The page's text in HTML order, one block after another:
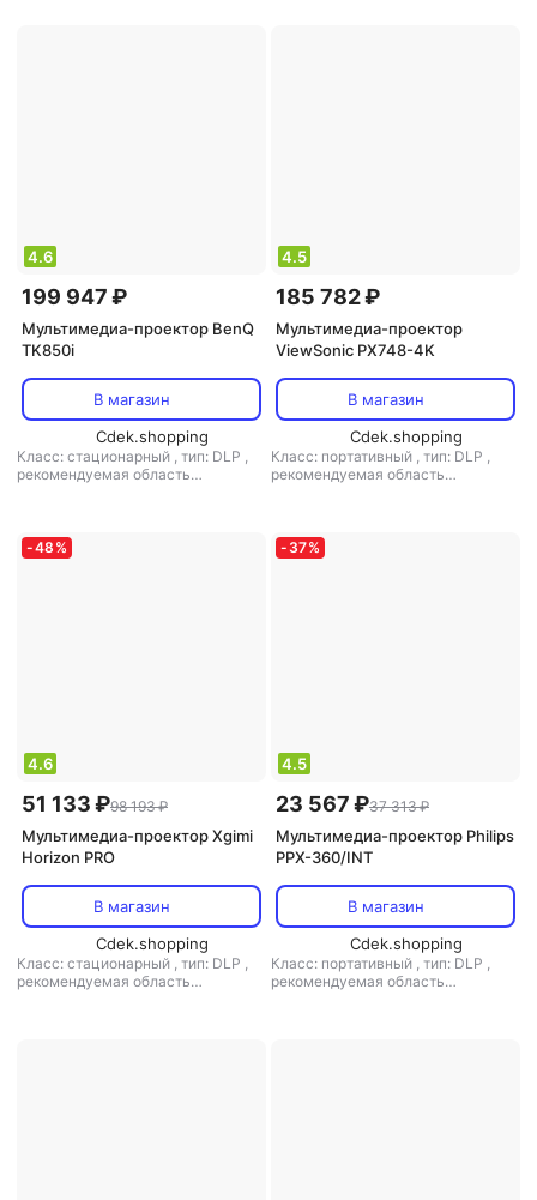
4.6
199 947 ₽
Мультимедиа-проектор BenQ
TK850i
В магазин
Cdek.shopping
Класс: стационарный , тип: DLP ,
рекомендуемая область
4.5
185 782 ₽
Мультимедиа-проектор
ViewSonic PX748-4K
В магазин
Cdek.shopping
Класс: портативный , тип: DLP ,
рекомендуемая область
-48 %
4.6
51 133 ₽98 193 ₽
Мультимедиа-проектор Xgimi
Horizon PRO
В магазин
Cdek.shopping
Класс: стационарный , тип: DLP ,
рекомендуемая область
- 37%
4.5
23 567 ₽37 313 ₽
Мультимедиа-проектор Philips
PPX-360/INT
В магазин
Cdek.shopping
Класс: портативный , тип: DLP ,
рекомендуемая область